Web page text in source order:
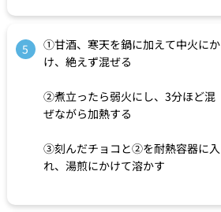
5
①甘酒、寒天を鍋に加えて中火にか
け、絶えず混ぜる
②煮立ったら弱火にし、3分ほど混
ぜながら加熱する
③刻んだチョコと②を耐熱容器に入
れ、湯煎にかけて溶かす